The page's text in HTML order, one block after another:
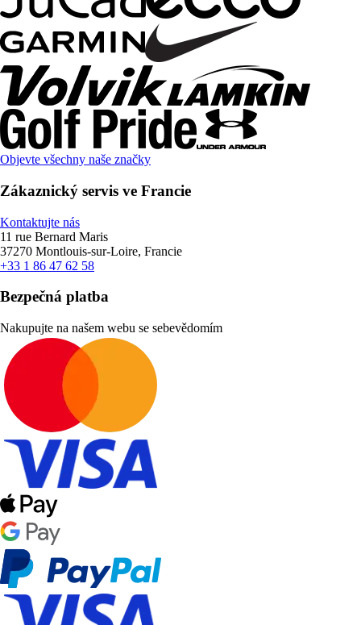
Objevte všechny naše značky
Zákaznický servis ve Francie
Kontaktujte nás
11 rue Bernard Maris
37270 Montlouis-sur-Loire, Francie
+33 1 86 47 62 58
Bezpečná platba
Nakupujte na našem webu se sebevědomím